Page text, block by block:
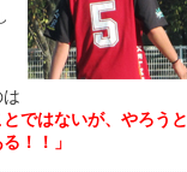
とではないが、やろうと
！！」